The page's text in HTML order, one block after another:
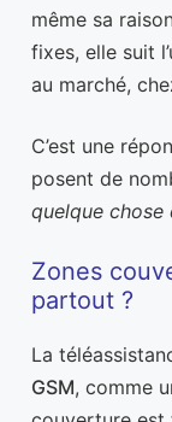
même sa
fixes, elle suit
au marché,
C’est une
posent de
quelque chose
Zones
partout ?
La
GSM, comme